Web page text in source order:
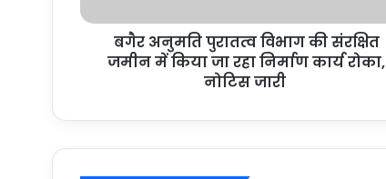
बगैर अनुमति पुरातत्व विभाग की संरक्षित
जमीन में किया जा रहा निर्माण कार्य रोका,
नोटिस जारी